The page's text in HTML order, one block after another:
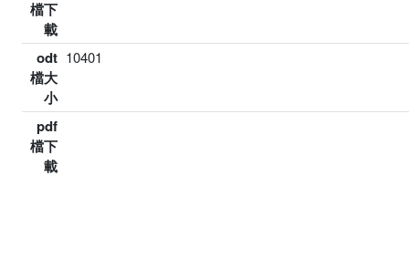
檔下
載
odt
檔大
小
10401
pdf
檔下
載